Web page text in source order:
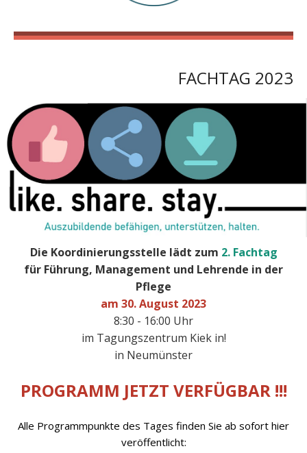
FACHTAG 2023
Die Koordinierungsstelle lädt zum 2. Fachtag
für Führung, Management und Lehrende in der
Pflege
am 30. August 2023
8:30 - 16:00 Uhr
im Tagungszentrum Kiek in!
in Neumünster
PROGRAMM JETZT VERFÜGBAR !!!
Alle Programmpunkte des Tages finden Sie ab sofort hier
veröffentlicht: